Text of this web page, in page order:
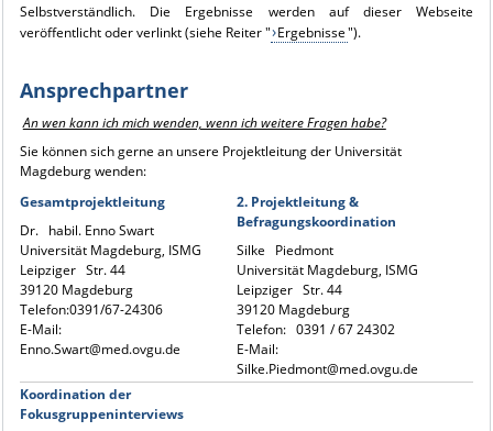
Selbstverständlich. Die Ergebnisse werden auf dieser Webseite
veröffentlicht oder verlinkt (siehe Reiter " Ergebnisse").
Ansprechpartner
An wen kann ich mich wenden, wenn ich weitere Fragen habe?
Sie können sich gerne an unsere Projektleitung der Universität
Magdeburg wenden:
Gesamtprojektleitung
Dr. habil. Enno Swart
Universität Magdeburg, ISMG
Leipziger Str. 44
39120 Magdeburg
Telefon:0391/67-24306
E-Mail:
Enno.Swart@med.ovgu.de
2. Projektleitung &
Befragungskoordination
Silke Piedmont
Universität Magdeburg, ISMG
Leipziger Str. 44
39120 Magdeburg
Telefon: 0391 / 67 24302
E-Mail:
Silke.Piedmont@med.ovgu.de
Koordination der
Fokusgruppeninterviews